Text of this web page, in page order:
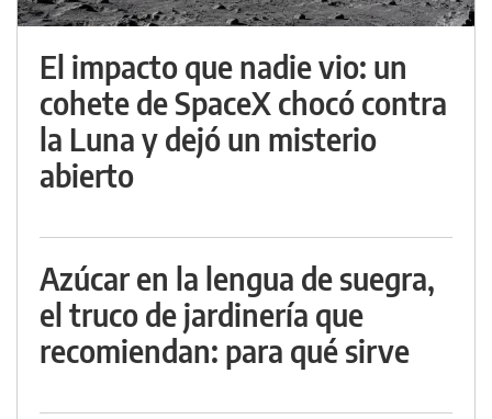
El impacto que nadie vio: un
cohete de SpaceX chocó contra
la Luna y dejó un misterio
abierto
Azúcar en la lengua de suegra,
el truco de jardinería que
recomiendan: para qué sirve